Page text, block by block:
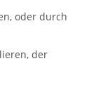
oder durch
der